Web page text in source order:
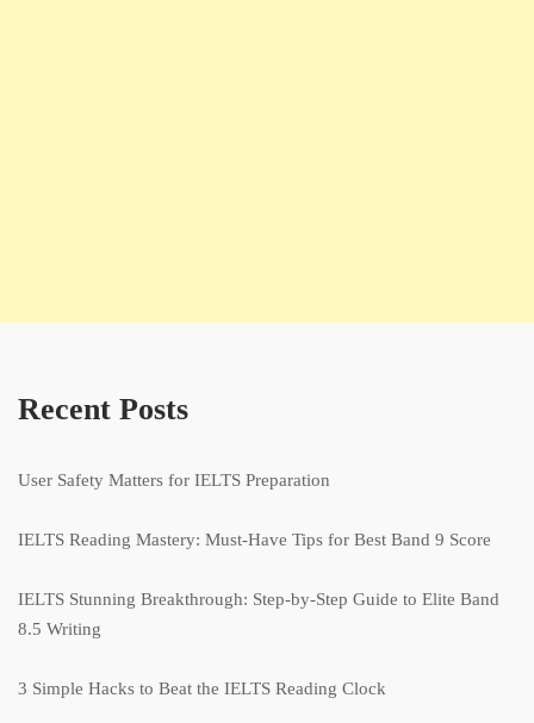
Recent Posts
User Safety Matters for IELTS Preparation
IELTS Reading Mastery: Must-Have Tips for Best Band 9 Score
IELTS Stunning Breakthrough: Step-by-Step Guide to Elite Band
8.5 Writing
3 Simple Hacks to Beat the IELTS Reading Clock